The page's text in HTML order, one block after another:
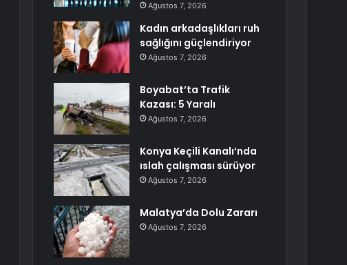
Ağustos 7, 2026
Kadın arkadaşlıkları ruh
sağlığını güçlendiriyor
Ağustos 7, 2026
Boyabat’ta Trafik
Kazası: 5 Yaralı
Ağustos 7, 2026
Konya Keçili Kanalı’nda
ıslah çalışması sürüyor
Ağustos 7, 2026
Malatya’da Dolu Zararı
Ağustos 7, 2026